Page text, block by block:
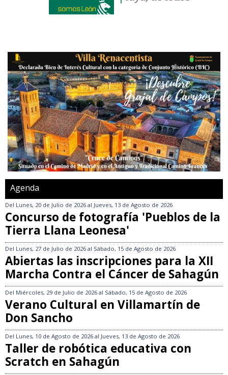
Agenda
Del Lunes, 20 de Julio de 2026 al Jueves, 13 de Agosto de 2026
Concurso de fotografía 'Pueblos de la
Tierra Llana Leonesa'
Del Lunes, 27 de Julio de 2026 al Sábado, 15 de Agosto de 2026
Abiertas las inscripciones para la XII
Marcha Contra el Cáncer de Sahagún
Del Miércoles, 29 de Julio de 2026 al Sábado, 15 de Agosto de 2026
Verano Cultural en Villamartín de
Don Sancho
Del Lunes, 10 de Agosto de 2026 al Jueves, 13 de Agosto de 2026
Taller de robótica educativa con
Scratch en Sahagún